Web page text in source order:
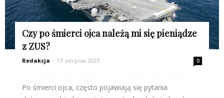
Czy po śmierci ojca należą mi się pieniądze
z ZUS?
Redakcja - 17 sierpnia 2023 0
Po śmierci ojca, często pojawiają się pytania